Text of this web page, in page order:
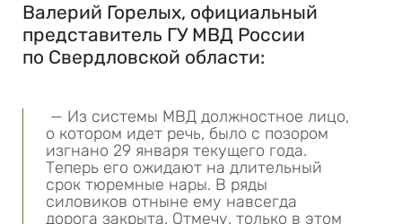
Валерий Горелых, официальный
представитель ГУ МВД России
по Свердловской области:
— Из системы МВД должностное лицо,
о котором идет речь, было с позором
изгнано 29 января текущего года.
Теперь его ожидают на длительный
срок тюремные нары. В ряды
силовиков отныне ему навсегда
дорога закрыта. Отмечу, только в этом